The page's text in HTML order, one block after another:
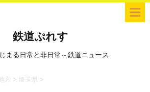
鉄道ぷれす
まる日常と非日常～鉄道ニュース
方 > 埼玉県 >